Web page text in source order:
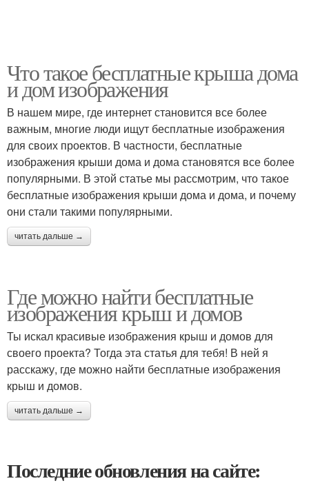
Что такое бесплатные крыша дома
и дом изображения
В нашем мире, где интернет становится все более
важным, многие люди ищут бесплатные изображения
для своих проектов. В частности, бесплатные
изображения крыши дома и дома становятся все более
популярными. В этой статье мы рассмотрим, что такое
бесплатные изображения крыши дома и дома, и почему
они стали такими популярными.
читать дальше →
Где можно найти бесплатные
изображения крыш и домов
Ты искал красивые изображения крыш и домов для
своего проекта? Тогда эта статья для тебя! В ней я
расскажу, где можно найти бесплатные изображения
крыш и домов.
читать дальше →
Последние обновления на сайте: